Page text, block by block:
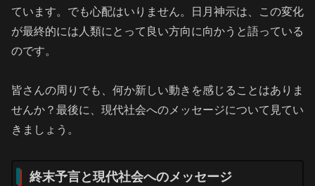
ています。でも心配はいりません。日月神示は、この変化
が最終的には人類にとって良い方向に向かうと語っている
のです。
皆さんの周りでも、何か新しい動きを感じることはありま
せんか？最後に、現代社会へのメッセージについて見てい
きましょう。
終末予言と現代社会へのメッセージ